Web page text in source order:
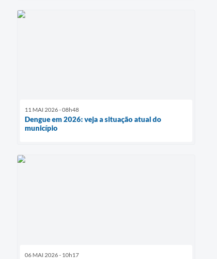
11 MAI 2026 - 08h48
Dengue em 2026: veja a situação atual do
município
06 MAI 2026 - 10h17